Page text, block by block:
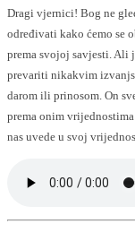
Dragi vjernici! Bog ne
određivati kako ćemo se
prema svojoj savjesti. Ali
prevariti nikakvim
darom ili prinosom. On
prema onim
nas uvede u svoj